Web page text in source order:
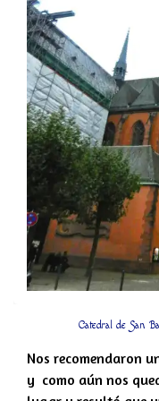
Catedral de San
Nos recomendaron
y como aún nos